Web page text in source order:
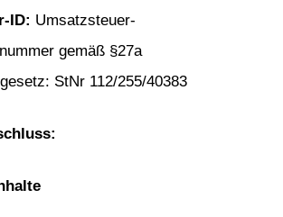
ID: Umsatzsteuer-
gemäß §27a
StNr 112/255/40383